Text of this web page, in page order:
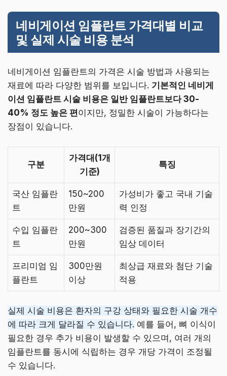
네비게이션 임플란트 가격대별 비교
및 실제 시술 비용 분석
네비게이션 임플란트의 가격은 시술 방법과 사용되는
재료에 따라 다양한 범위를 보입니다. 기본적인 네비게
이션 임플란트 시술 비용은 일반 임플란트보다 30-
40% 정도 높은 편이지만, 정밀한 시술이 가능하다는
장점이 있습니다.
구분
가격대(1개
기준)
특징
국산 임플란
트
150~200
만원
가성비가 좋고 국내 기술
력 인정
수입 임플란
트
200~300
만원
검증된 품질과 장기간의
임상 데이터
프리미엄 임
플란트
300만원
이상
최상급 재료와 첨단 기술
적용
실제 시술 비용은 환자의 구강 상태와 필요한 시술 개수
에 따라 크게 달라질 수 있습니다. 예를 들어, 뼈 이식이
필요한 경우 추가 비용이 발생할 수 있으며, 여러 개의
임플란트를 동시에 식립하는 경우 개당 가격이 조정될
수 있습니다.